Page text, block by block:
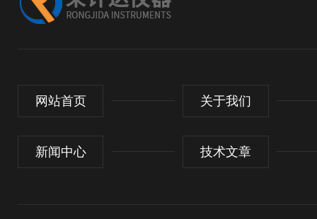
网站首页 关于我们
新闻中心 技术文章